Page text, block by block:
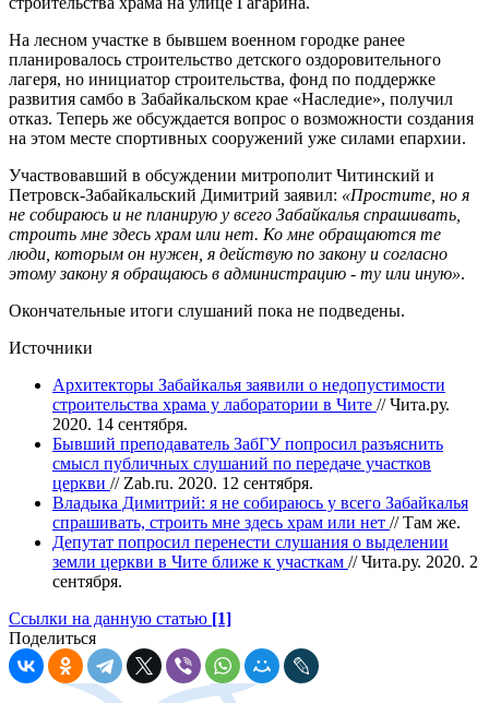
На лесном участке в бывшем военном городке ранее
планировалось строительство детского оздоровительного
лагеря, но инициатор строительства, фонд по поддержке
развития самбо в Забайкальском крае «Наследие», получил
отказ. Теперь же обсуждается вопрос о возможности создания
на этом месте спортивных сооружений уже силами епархии.
Участвовавший в обсуждении митрополит Читинский и
Петровск-Забайкальский Димитрий заявил: «Простите, но я
не собираюсь и не планирую у всего Забайкалья спрашивать,
строить мне здесь храм или нет. Ко мне обращаются те
люди, которым он нужен, я действую по закону и согласно
этому закону я обращаюсь в администрацию - ту или иную».
Окончательные итоги слушаний пока не подведены.
Источники
Архитекторы Забайкалья заявили о недопустимости
строительства храма у лаборатории в Чите // Чита.ру.
2020. 14 сентября.
Бывший преподаватель ЗабГУ попросил разъяснить
смысл публичных слушаний по передаче участков
церкви // Zab.ru. 2020. 12 сентября.
Владыка Димитрий: я не собираюсь у всего Забайкалья
спрашивать, строить мне здесь храм или нет // Там же.
Депутат попросил перенести слушания о выделении
земли церкви в Чите ближе к участкам // Чита.ру. 2020. 2
сентября.
Ссылки на данную статью [1]
Поделиться